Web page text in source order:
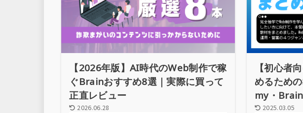
【2026年版】AI時代のWeb制作で稼
ぐBrainおすすめ8選｜実際に買って
正直レビュー
2026.06.28
【初心者
めるため
my・Brain
2025.03.05